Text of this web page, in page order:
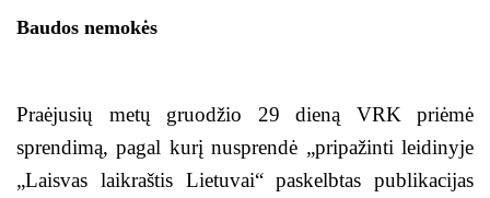
Baudos nemokės
Praėjusių metų gruodžio 29 dieną VRK priėmė
sprendimą, pagal kurį nusprendė „pripažinti leidinyje
„Laisvas laikraštis Lietuvai“ paskelbtas publikacijas